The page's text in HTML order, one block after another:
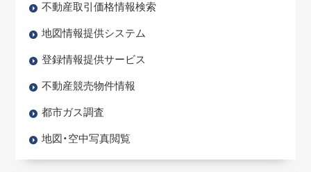
不動産取引価格情報検索
地図情報提供システム
登録情報提供サービス
不動産競売物件情報
都市ガス調査
地図・空中写真閲覧